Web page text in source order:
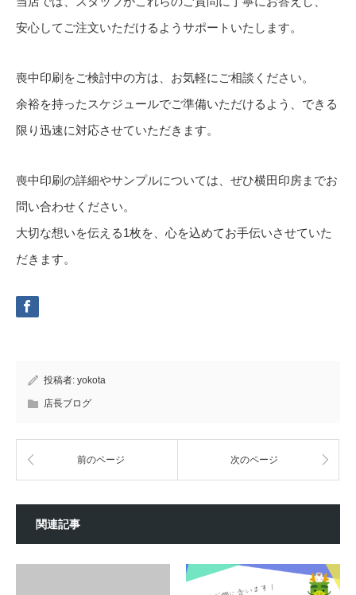
安心してご注文いただけるようサポートいたします。
喪中印刷をご検討中の方は、お気軽にご相談ください。
余裕を持ったスケジュールでご準備いただけるよう、できる
限り迅速に対応させていただきます。
喪中印刷の詳細やサンプルについては、ぜひ横田印房までお
問い合わせください。
大切な想いを伝える1枚を、心を込めてお手伝いさせていた
だきます。
投稿者: yokota
店長ブログ
前のページ 次のページ
関連記事